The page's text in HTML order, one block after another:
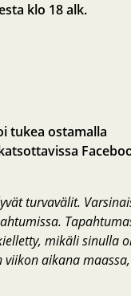
klo 18 alk.
tukea ostamalla
turvavälit.
mikäli sinulla
aikana